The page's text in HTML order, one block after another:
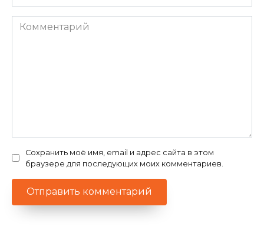
Комментарий
Сохранить моё имя, email и адрес сайта в этом
браузере для последующих моих комментариев.